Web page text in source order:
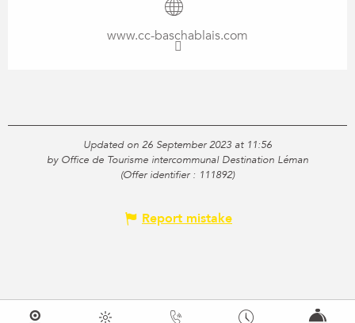
www.cc-baschablais.com
Updated on 26 September 2023 at 11:56
by Office de Tourisme intercommunal Destination Léman
(Offer identifier : 111892)
Report mistake